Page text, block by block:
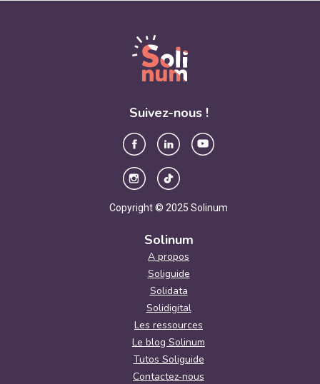
Suivez-nous !
Copyright © 2025 Solinum
Solinum
A propos
Soliguide
Solidata
Solidigital
Les ressources
Le blog Solinum
Tutos Soliguide
Contactez-nous